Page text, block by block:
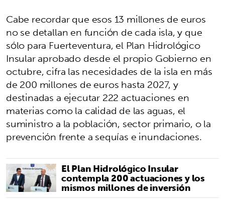
Cabe recordar que esos 13 millones de euros
no se detallan en función de cada isla, y que
sólo para Fuerteventura, el Plan Hidrológico
Insular aprobado desde el propio Gobierno en
octubre, cifra las necesidades de la isla en más
de 200 millones de euros hasta 2027, y
destinadas a ejecutar 222 actuaciones en
materias como la calidad de las aguas, el
suministro a la población, sector primario, o la
prevención frente a sequías e inundaciones.
El Plan Hidrológico Insular
contempla 200 actuaciones y los
mismos millones de inversión